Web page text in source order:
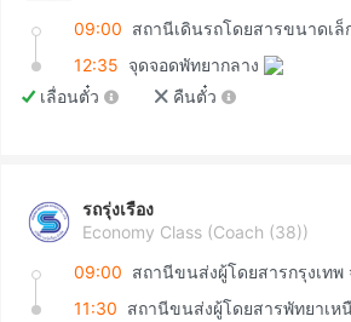
09:00
12:35 จุดจอดพัทยากลาง
เลื่อนตั๋ว
คืนตั๋ว
รถรุ่งเรือง
Economy Class (Coach (38))
09:00
11:30 สถานีขนส่งผู้โดยสารพัทยาเห